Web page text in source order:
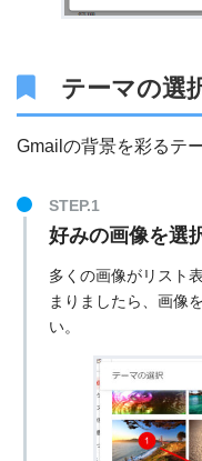
テーマの選
Gmailの背景を彩るテ
好みの画像を選
多くの画像がリスト
まりましたら、画像
い。